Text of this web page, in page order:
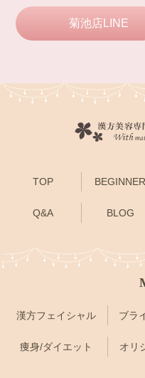
菊池店LINE
TOP BEGINNER
Q&A BLOG
漢方フェイシャル ブラ
痩身/ダイエット オリ